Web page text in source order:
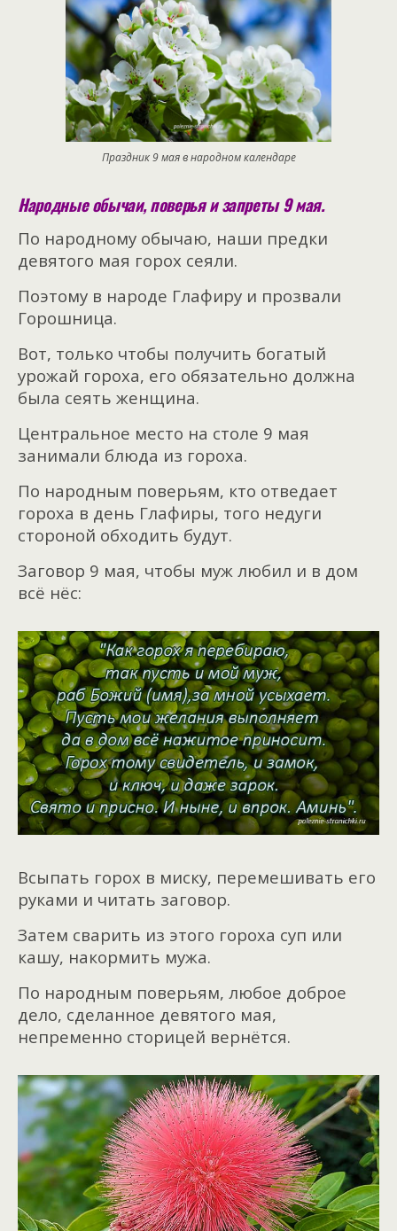
Праздник 9 мая в народном календаре
Народные обычаи, поверья и запреты 9 мая.
По народному обычаю, наши предки
девятого мая горох сеяли.
Поэтому в народе Глафиру и прозвали
Горошница.
Вот, только чтобы получить богатый
урожай гороха, его обязательно должна
была сеять женщина.
Центральное место на столе 9 мая
занимали блюда из гороха.
По народным поверьям, кто отведает
гороха в день Глафиры, того недуги
стороной обходить будут.
Заговор 9 мая, чтобы муж любил и в дом
всё нёс:
Всыпать горох в миску, перемешивать его
руками и читать заговор.
Затем сварить из этого гороха суп или
кашу, накормить мужа.
По народным поверьям, любое доброе
дело, сделанное девятого мая,
непременно сторицей вернётся.